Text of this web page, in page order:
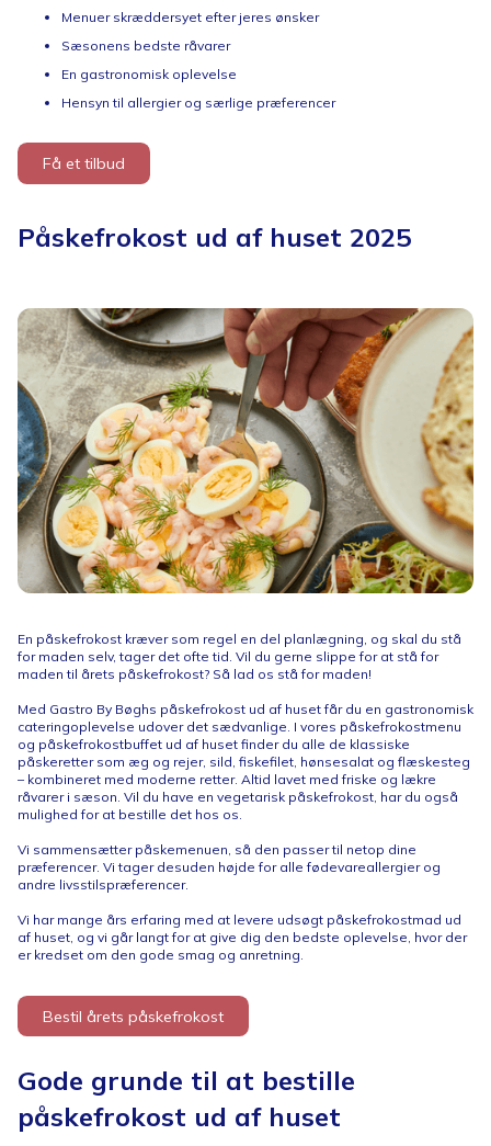
Menuer skræddersyet efter jeres ønsker
Sæsonens bedste råvarer
En gastronomisk oplevelse
Hensyn til allergier og særlige præferencer
Få et tilbud
Påskefrokost ud af huset 2025
En påskefrokost kræver som regel en del planlægning, og skal du stå
for maden selv, tager det ofte tid. Vil du gerne slippe for at stå for
maden til årets påskefrokost? Så lad os stå for maden!
Med Gastro By Bøghs påskefrokost ud af huset får du en gastronomisk
cateringoplevelse udover det sædvanlige. I vores påskefrokostmenu
og påskefrokostbuffet ud af huset finder du alle de klassiske
påskeretter som æg og rejer, sild, fiskefilet, hønsesalat og flæskesteg
– kombineret med moderne retter. Altid lavet med friske og lækre
råvarer i sæson. Vil du have en vegetarisk påskefrokost, har du også
mulighed for at bestille det hos os.
Vi sammensætter påskemenuen, så den passer til netop dine
præferencer. Vi tager desuden højde for alle fødevareallergier og
andre livsstilspræferencer.
Vi har mange års erfaring med at levere udsøgt påskefrokostmad ud
af huset, og vi går langt for at give dig den bedste oplevelse, hvor der
er kredset om den gode smag og anretning.
Bestil årets påskefrokost
Gode grunde til at bestille
påskefrokost ud af huset